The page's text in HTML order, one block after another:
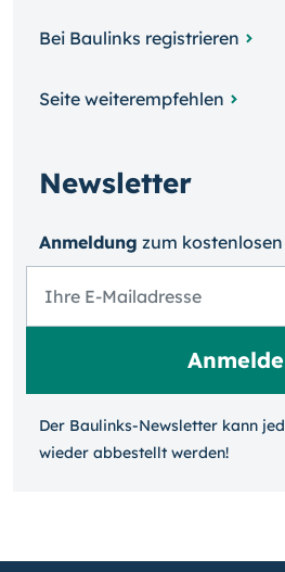
Bei Baulinks registrieren
Seite weiterempfehlen
Newsletter
Anmeldung zum kosten­losen
Der Baulinks-Newsletter kann
wieder ab­bestellt werden!